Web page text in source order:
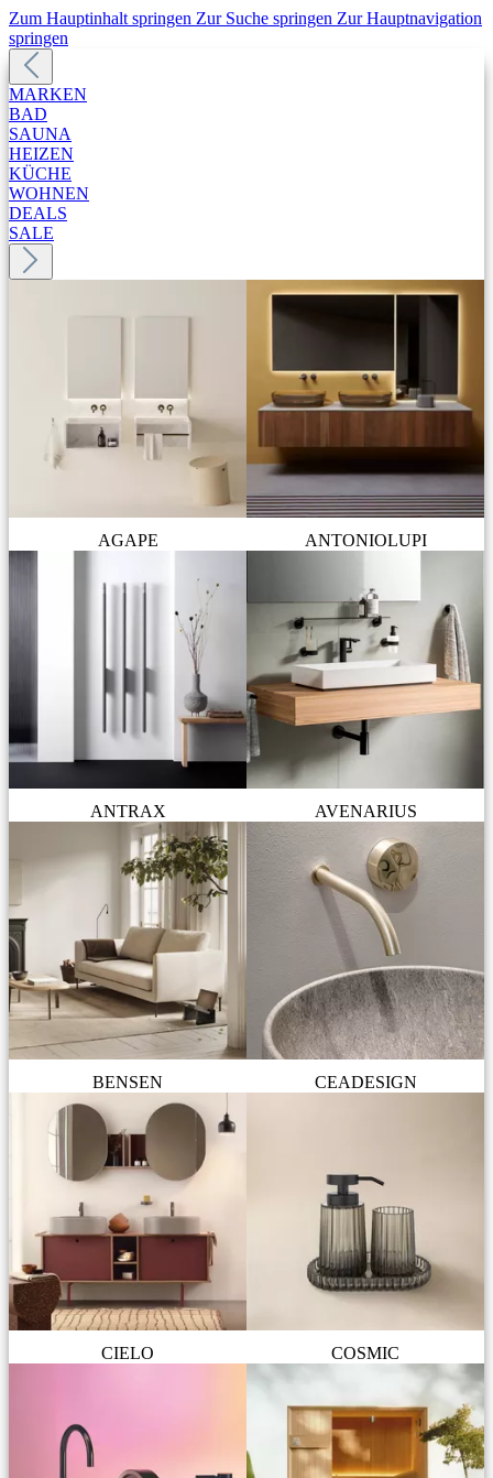
Zum Hauptinhalt springen Zur Suche springen Zur Hauptnavigation
springen
MARKEN
BAD
SAUNA
HEIZEN
KÜCHE
WOHNEN
DEALS
SALE
AGAPE ANTONIOLUPI
ANTRAX AVENARIUS
BENSEN CEADESIGN
CIELO COSMIC